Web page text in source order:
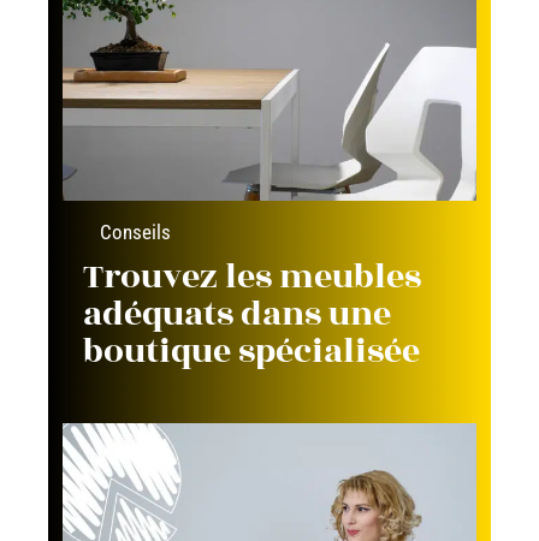
Conseils
Trouvez les meubles
adéquats dans une
boutique spécialisée